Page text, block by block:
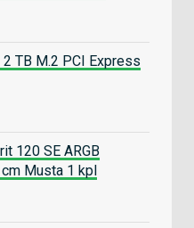
TB M.2 PCI Express
120 SE ARGB
Musta 1 kpl